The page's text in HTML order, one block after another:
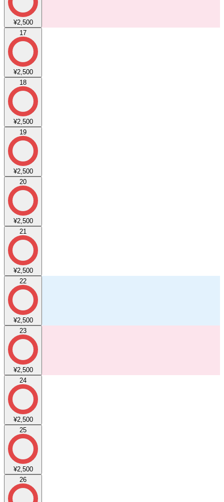
¥2,500
17
¥2,500
18
¥2,500
19
¥2,500
20
¥2,500
21
¥2,500
22
¥2,500
23
¥2,500
24
¥2,500
25
¥2,500
26